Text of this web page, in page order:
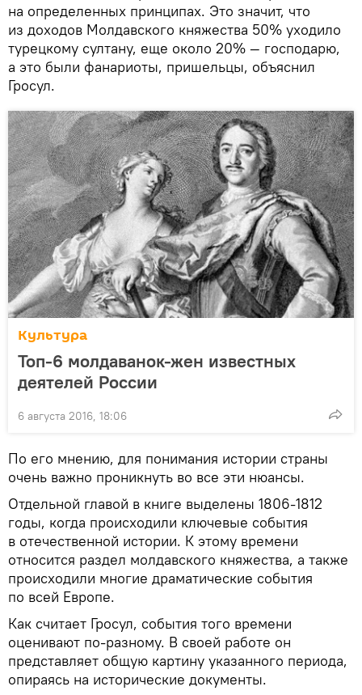
на определенных принципах. Это значит, что
из доходов Молдавского княжества 50% уходило
турецкому султану, еще около 20% — господарю,
а это были фанариоты, пришельцы, объяснил
Гросул.
Культура
Топ-6 молдаванок-жен известных
деятелей России
6 августа 2016, 18:06
По его мнению, для понимания истории страны
очень важно проникнуть во все эти нюансы.
Отдельной главой в книге выделены 1806-1812
годы, когда происходили ключевые события
в отечественной истории. К этому времени
относится раздел молдавского княжества, а также
происходили многие драматические события
по всей Европе.
Как считает Гросул, события того времени
оценивают по-разному. В своей работе он
представляет общую картину указанного периода,
опираясь на исторические документы.